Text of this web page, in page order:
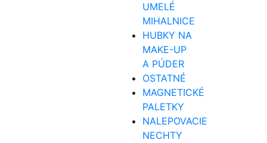
UMELÉ
MIHALNICE
HUBKY NA
MAKE-UP
A PÚDER
OSTATNÉ
MAGNETICKÉ
PALETKY
NALEPOVACIE
NECHTY